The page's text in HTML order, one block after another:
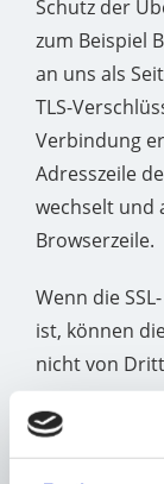
Schutz der
zum Beispiel
an uns als
TLS-
Verbindung
Adresszeile
wechselt und
Browserzeile.
Wenn die
ist, können
nicht von
AUSKUNFT,
Sie haben im